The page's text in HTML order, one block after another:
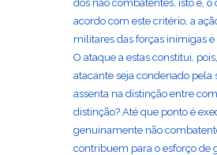
dos não combatentes, isto é,
acordo com este critério, a
militares das forças inimigas
O ataque a estas constitui,
atacante seja condenado
assenta na distinção entre
distinção? Até que ponto é
genuinamente não
contribuem para o esforço de